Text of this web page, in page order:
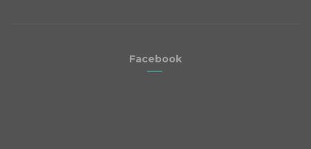
Facebook